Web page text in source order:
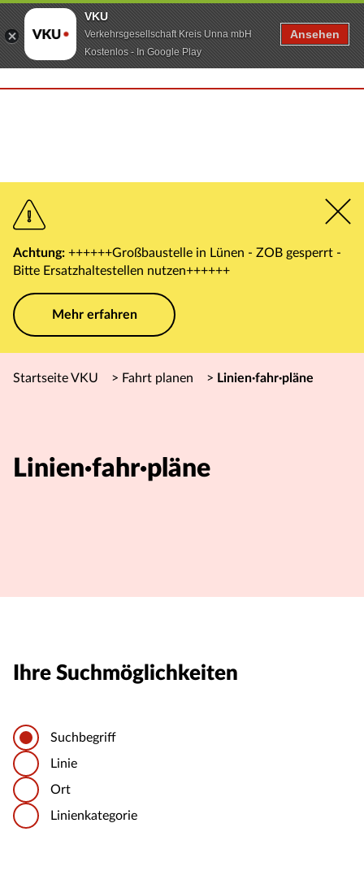
Achtung: ++++++Großbaustelle in Lünen - ZOB gesperrt -
Bitte Ersatzhaltestellen nutzen++++++
Mehr erfahren
Startseite VKU > Fahrt planen > Linien·fahr·pläne
Linien·fahr·pläne
Ihre Suchmöglichkeiten
Suchbegriff
Linie
Ort
Linienkategorie
VKU
Verkehrsgesellschaft Kreis Unna mbH
Kostenlos - In Google Play
Ansehen